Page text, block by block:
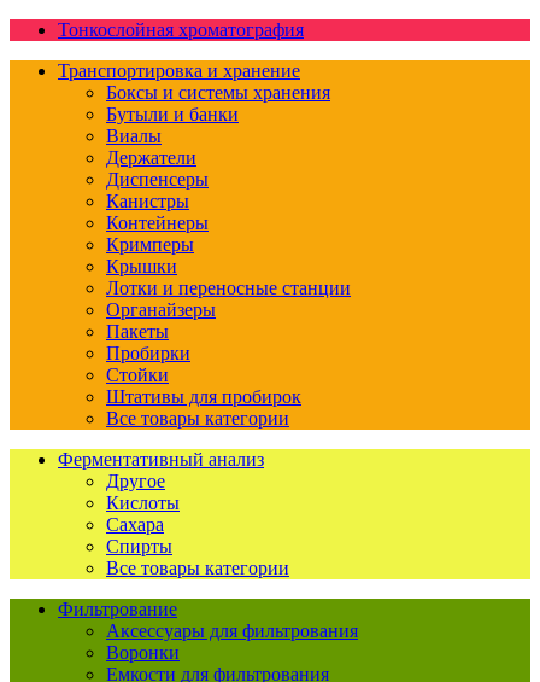
Тонкослойная хроматография
Транспортировка и хранение
Боксы и системы хранения
Бутыли и банки
Виалы
Держатели
Диспенсеры
Канистры
Контейнеры
Кримперы
Крышки
Лотки и переносные станции
Органайзеры
Пакеты
Пробирки
Стойки
Штативы для пробирок
Все товары категории
Ферментативный анализ
Другое
Кислоты
Сахара
Спирты
Все товары категории
Фильтрование
Аксессуары для фильтрования
Воронки
Емкости для фильтрования